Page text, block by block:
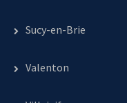
Sucy-en-Brie
Valenton